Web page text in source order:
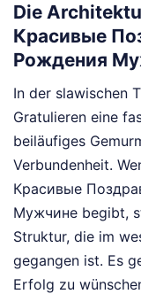
Die
Красивые
Рождения
In der slawischen
Gratulieren eine
beiläufiges
Verbundenheit.
Красивые
Мужчине begibt,
Struktur, die im
gegangen ist. Es
Erfolg zu